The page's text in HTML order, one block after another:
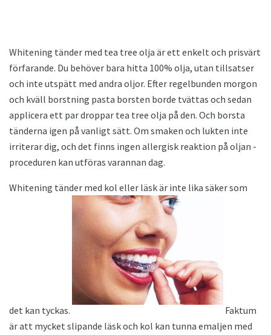
Whitening tänder med tea tree olja är ett enkelt och prisvärt
förfarande. Du behöver bara hitta 100% olja, utan tillsatser
och inte utspätt med andra oljor. Efter regelbunden morgon
och kväll borstning pasta borsten borde tvättas och sedan
applicera ett par droppar tea tree olja på den. Och borsta
tänderna igen på vanligt sätt. Om smaken och lukten inte
irriterar dig, och det finns ingen allergisk reaktion på oljan -
proceduren kan utföras varannan dag.
Whitening tänder med kol eller läsk är inte lika säker som
det kan tyckas.
Faktum
är att mycket slipande läsk och kol kan tunna emaljen med